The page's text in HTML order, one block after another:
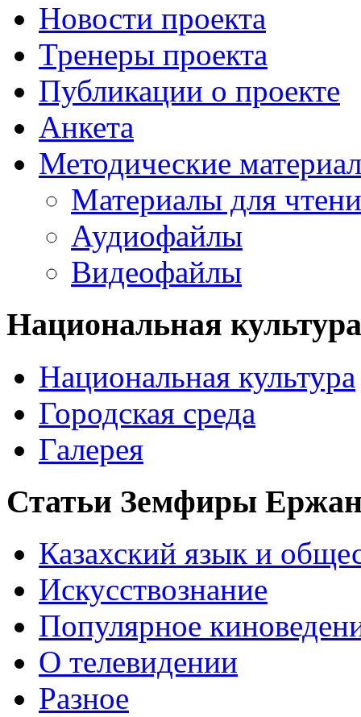
Новости проекта
Тренеры проекта
Публикации о проекте
Анкета
Методические
Материалы для
Аудиофайлы
Видеофайлы
Национальная культура
Национальная культура
Городская среда
Галерея
Статьи Земфиры
Казахский язык и
Искусствознание
Популярное
О телевидении
Разное